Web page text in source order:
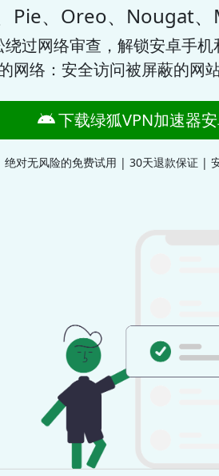
Pie、Oreo、Nougat
绕过网络审查，解锁安卓手
网络：安全访问被屏蔽的网
下载绿狐VPN加速器
绝对无风险的免费试用 | 30天退款保证 |